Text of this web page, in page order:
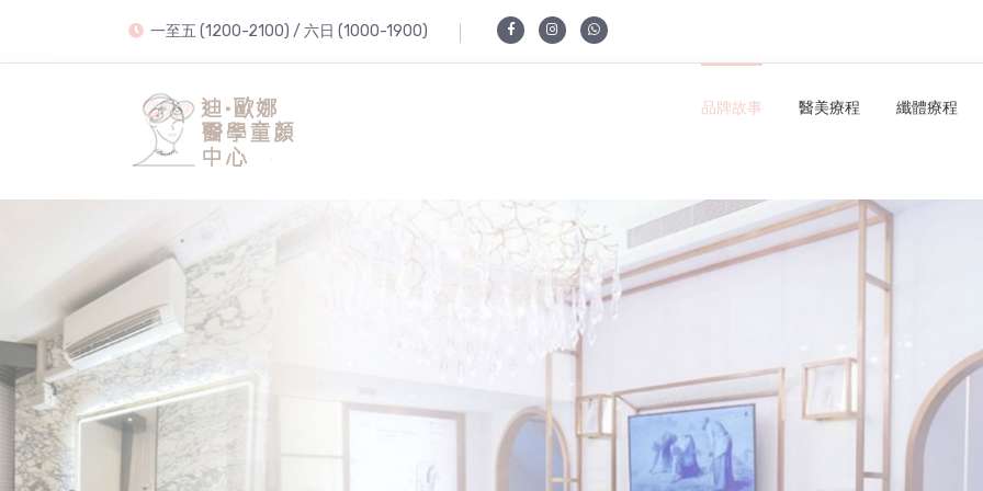
一至五 (1200-2100) / 六日 (1000-1900)
品牌故事 醫美療程 纖體療程
尊寵一站式專業美